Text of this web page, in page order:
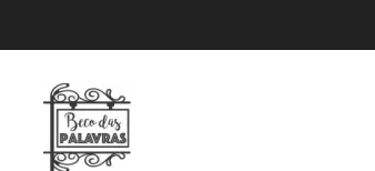
Beco das Palavras